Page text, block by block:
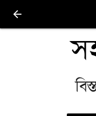
arrow_back